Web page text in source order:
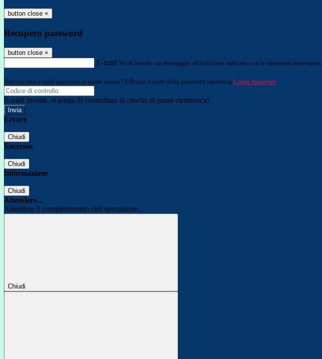
button close ×
Recupero password
button close ×
E-mail Verrà inviato un messaggio all'indirizzo indicato con le istruzioni necessarie.
Non hai una e-mail associata al nome utente? Effettua il reset della password tramite la Login Spaggiari
E-mail inviata, si prega di controllare la casella di posta elettronica!
Errore
Chiudi
Successo
Chiudi
Informazione
Chiudi
Attendere...
Attendere il completamento dell'operazione...
Chiudi